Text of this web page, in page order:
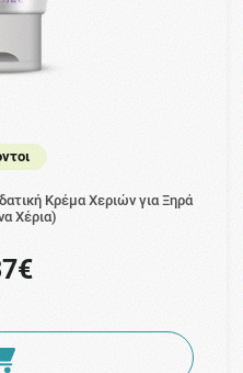
Κρέμα Χεριών για Ξηρά
Χέρια)